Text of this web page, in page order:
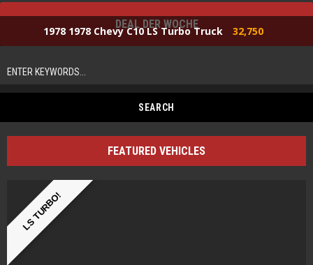
DEAL DER WOCHE
1978 1978 Chevy C10 LS Turbo Truck 32,750
FEATURED VEHICLES
LS TURBO!